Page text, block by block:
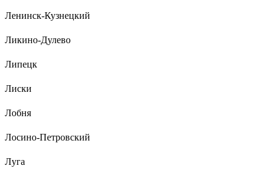
Ленинск-Кузнецкий
Ликино-Дулево
Липецк
Лиски
Лобня
Лосино-Петровский
Луга